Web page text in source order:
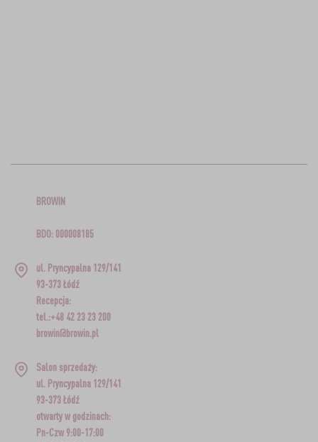
BROWIN
BDO: 000008185
ul. Pryncypalna 129/141
93-373 Łódź
Recepcja:
tel.:+48 42 23 23 200
browin@browin.pl
Salon sprzedaży:
ul. Pryncypalna 129/141
93-373 Łódź
otwarty w godzinach:
Pn-Czw 9:00-17:00